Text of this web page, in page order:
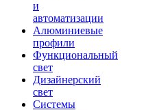
и
автоматизации
Алюминиевые
профили
Функциональный
свет
Дизайнерский
свет
Системы